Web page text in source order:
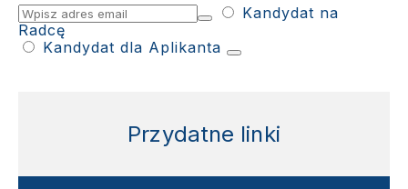
Kandydat na
Radcę
Kandydat dla Aplikanta
Przydatne linki